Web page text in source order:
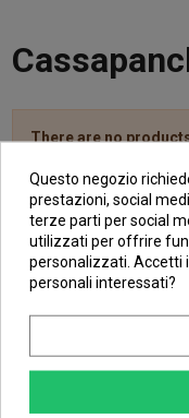
There are no
INFORMAZIONI
GARANZIA
Questo negozio
prestazioni, social
terze parti per social
utilizzati per offrire
personalizzati. Accetti
personali interessati?